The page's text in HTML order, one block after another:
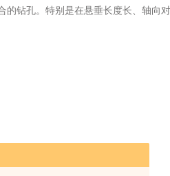
的钻孔。特别是在悬垂长度长、轴向